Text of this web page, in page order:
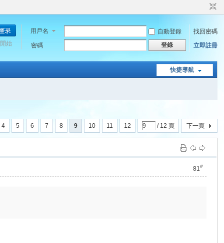
用戶名 自動登錄
找回密碼
密碼
登錄 立即註冊
始
快捷導航
4 5 6 7 8 9 10 11 12 / 12 頁 下一頁
81#